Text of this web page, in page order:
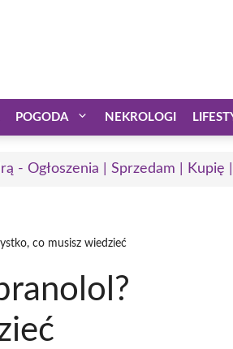
POGODA NEKROLOGI
- Ogłoszenia | Sprzedam | Kupię
co musisz wiedzieć